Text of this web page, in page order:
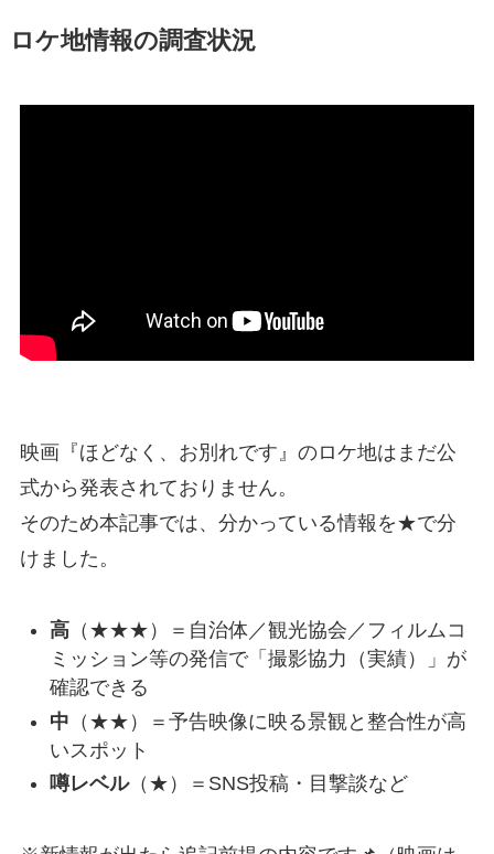
ロケ地情報の調査状況
映画『ほどなく、お別れです』のロケ地はまだ公
式から発表されておりません。
そのため本記事では、分かっている情報を★で分
けました。
高（★★★）＝自治体／観光協会／フィルムコ
ミッション等の発信で「撮影協力（実績）」が
確認できる
中 （★★）＝予告映像に映る景観と整合性が高
いスポット
噂レベル（★）＝SNS投稿・目撃談など